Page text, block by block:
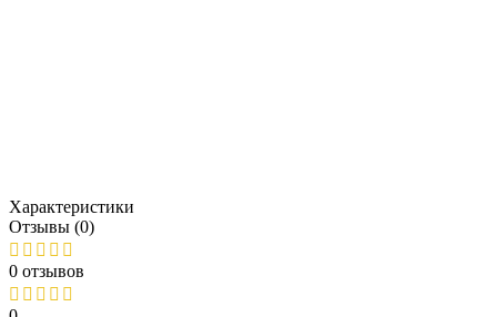
Характеристики
Отзывы (0)
0 отзывов